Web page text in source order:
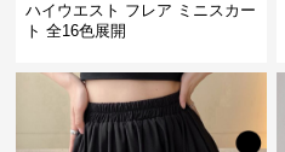
ハイウエスト フレア ミニスカー
ト 全16色展開